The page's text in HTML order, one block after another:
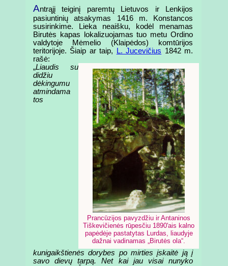
Antrąjį teiginį paremtų Lietuvos ir Lenkijos
pasiuntinių atsakymas 1416 m. Konstancos
susirinkime. Lieka neaišku, kodėl menamas
Birutės kapas lokalizuojamas tuo metu Ordino
valdytoje Mėmelio (Klaipėdos) komtūrijos
teritorijoje. Šiaip ar taip,
L. Jucevičius 1842 m.
rašė:
Prancūzijos pavyzdžiu ir Antaninos
Tiškevičienės rūpesčiu 1890'ais kalno
papėdėje pastatytas Lurdas, liaudyje
dažnai vadinamas „Birutės ola“.
„Liaudis su
didžiu
dėkingumu
atmindama
tos
kunigaikštienės dorybes po mirties įskaitė ją į
savo dievų tarpą. Net kai jau visai nunyko